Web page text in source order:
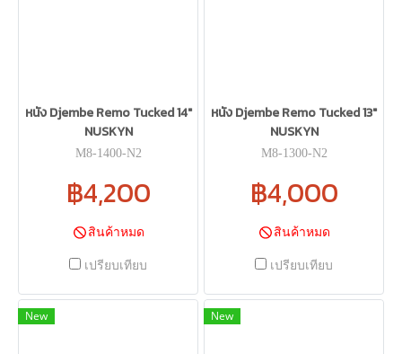
หนัง Djembe Remo Tucked 14"
NUSKYN
M8-1400-N2
฿4,200
สินค้าหมด
เปรียบเทียบ
หนัง Djembe Remo Tucked 13"
NUSKYN
M8-1300-N2
฿4,000
สินค้าหมด
เปรียบเทียบ
New New